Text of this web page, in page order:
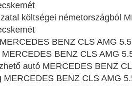
költségei németországból
BENZ CLS AMG
BENZ CLS AMG
autó MERCEDES BENZ
MERCEDES BENZ CLS AMG